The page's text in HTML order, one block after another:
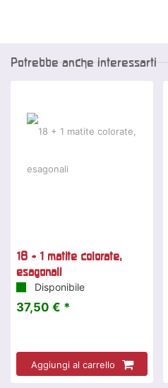
Potrebbe anche interessarti
18 + 1 matite colorate,
esagonali
Disponibile
37,50 € *
Aggiungi al carrello